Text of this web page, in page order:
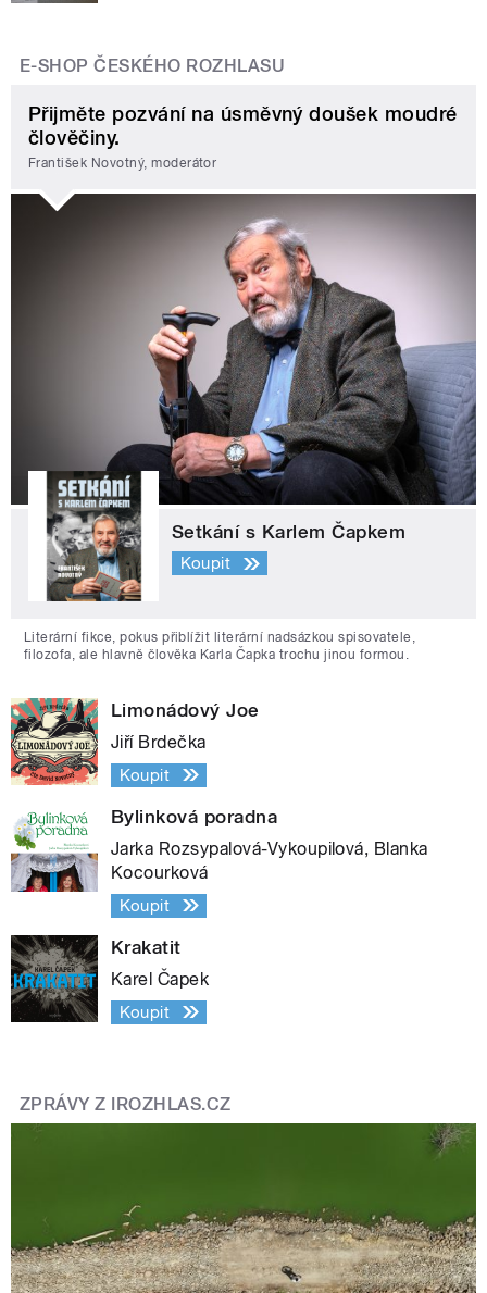
E-SHOP ČESKÉHO ROZHLASU
Přijměte pozvání na úsměvný doušek moudré
člověčiny.
František Novotný, moderátor
Setkání s Karlem Čapkem
Koupit
Literární fikce, pokus přiblížit literární nadsázkou spisovatele,
filozofa, ale hlavně člověka Karla Čapka trochu jinou formou.
Limonádový Joe
Jiří Brdečka
Koupit
Bylinková poradna
Jarka Rozsypalová-Vykoupilová, Blanka
Kocourková
Koupit
Krakatit
Karel Čapek
Koupit
ZPRÁVY Z IROZHLAS.CZ